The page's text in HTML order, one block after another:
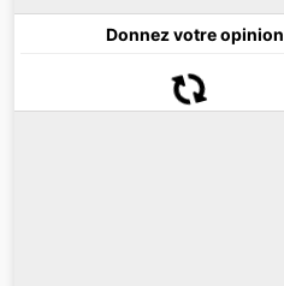
Donnez votre opinion